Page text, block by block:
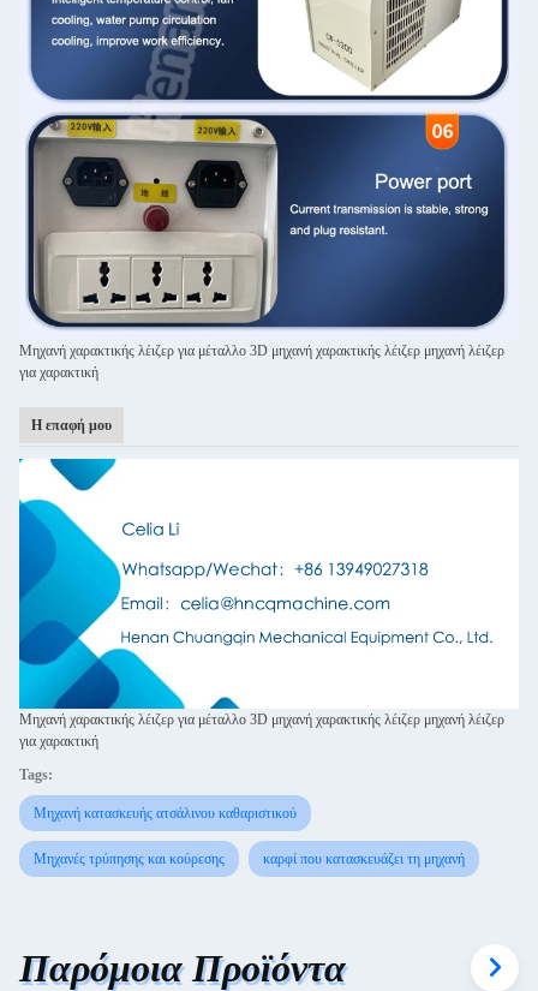
Μηχανή χαρακτικής λέιζερ για μέταλλο 3D μηχανή χαρακτικής λέιζερ μηχανή λέιζερ
για χαρακτική
Η επαφή μου
Μηχανή χαρακτικής λέιζερ για μέταλλο 3D μηχανή χαρακτικής λέιζερ μηχανή λέιζερ
για χαρακτική
Tags:
Μηχανή κατασκευής ατσάλινου καθαριστικού
Μηχανές τρύπησης και κούρεσης καρφί που κατασκευάζει τη μηχανή
Παρόμοια Προϊόντα